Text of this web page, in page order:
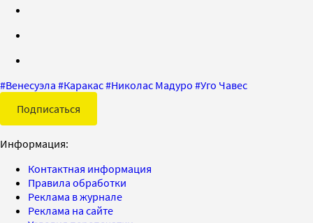
#Венесуэла #Каракас#Николас Мадуро #Уго Чавес
Подписаться
Информация:
Контактная информация
Правила обработки
Реклама в журнале
Реклама на сайте